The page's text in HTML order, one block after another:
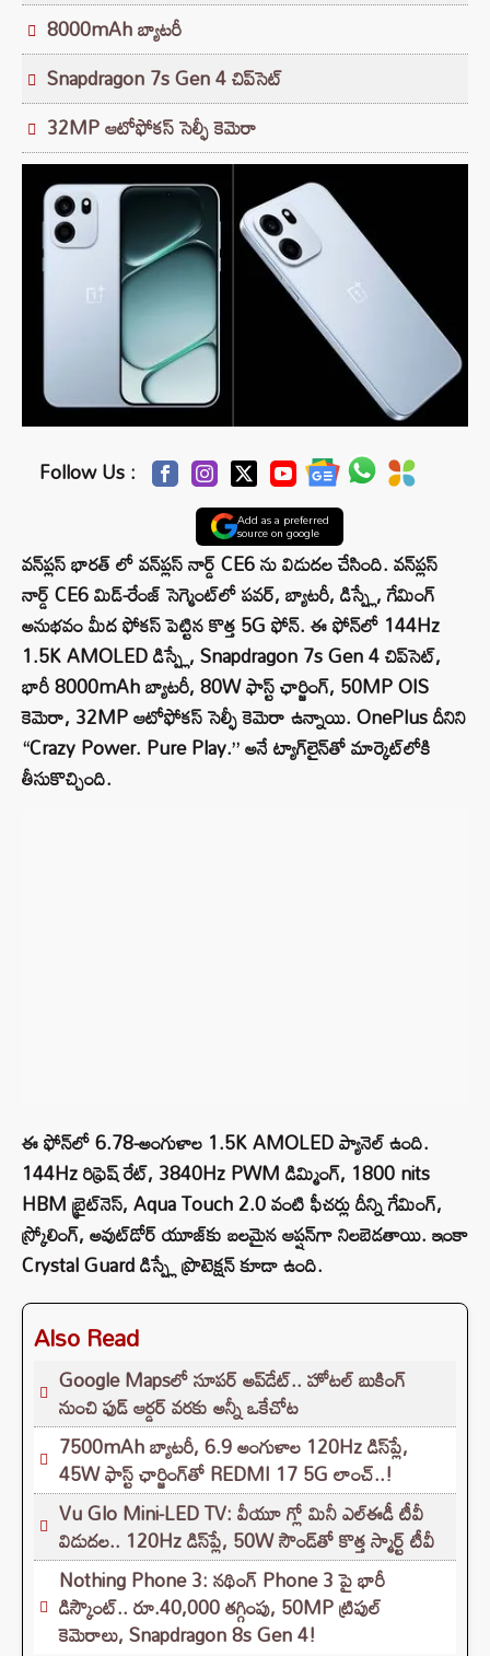
8000mAh బ్యాటరీ
Snapdragon 7s Gen 4 చిప్‌సెట్
32MP ఆటోఫోకస్ సెల్ఫీ కెమెరా
Follow Us :
Add as a preferred
source on google
వన్‌ప్లస్ భారత్ లో వన్‌ప్లస్ నార్డ్ CE6 ను విడుదల చేసింది. వన్‌ప్లస్
నార్డ్ CE6 మిడ్-రేంజ్ సెగ్మెంట్‌లో పవర్, బ్యాటరీ, డిస్ప్లే, గేమింగ్
అనుభవం మీద ఫోకస్ పెట్టిన కొత్త 5G ఫోన్. ఈ ఫోన్‌లో 144Hz
1.5K AMOLED డిస్ప్లే, Snapdragon 7s Gen 4 చిప్‌సెట్,
భారీ 8000mAh బ్యాటరీ, 80W ఫాస్ట్ ఛార్జింగ్, 50MP OIS
కెమెరా, 32MP ఆటోఫోకస్ సెల్ఫీ కెమెరా ఉన్నాయి. OnePlus దీనిని
“Crazy Power. Pure Play.” అనే ట్యాగ్‌లైన్‌తో మార్కెట్‌లోకి
తీసుకొచ్చింది.
ఈ ఫోన్‌లో 6.78-అంగుళాల 1.5K AMOLED ప్యానెల్ ఉంది.
144Hz రిఫ్రెష్ రేట్, 3840Hz PWM డిమ్మింగ్, 1800 nits
HBM బ్రైట్‌నెస్, Aqua Touch 2.0 వంటి ఫీచర్లు దీన్ని గేమింగ్,
స్క్రోలింగ్, అవుట్‌డోర్ యూజ్‌కు బలమైన ఆప్షన్‌గా నిలబెడతాయి. ఇంకా
Crystal Guard డిస్ప్లే ప్రొటెక్షన్ కూడా ఉంది.
Also Read
Google Mapsలో సూపర్ అప్‌డేట్.. హోటల్ బుకింగ్
నుంచి ఫుడ్ ఆర్డర్ వరకు అన్నీ ఒకేచోట
7500mAh బ్యాటరీ, 6.9 అంగుళాల 120Hz డిస్‌ప్లే,
45W ఫాస్ట్ ఛార్జింగ్‌తో REDMI 17 5G లాంచ్..!
Vu Glo Mini-LED TV: వీయూ గ్లో మినీ ఎల్ఈడీ టీవీ
విడుదల.. 120Hz డిస్‌ప్లే, 50W సౌండ్‌తో కొత్త స్మార్ట్ టీవీ
Nothing Phone 3: నథింగ్ Phone 3 పై భారీ
డిస్కౌంట్.. రూ.40,000 తగ్గింపు, 50MP ట్రిపుల్
కెమెరాలు, Snapdragon 8s Gen 4!